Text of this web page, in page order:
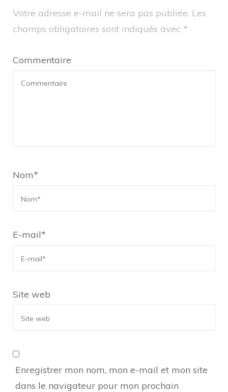
Votre adresse e-mail ne sera pas publiée. Les
champs obligatoires sont indiqués avec *
Commentaire
Nom*
E-mail*
Site web
Enregistrer mon nom, mon e-mail et mon site
dans le navigateur pour mon prochain